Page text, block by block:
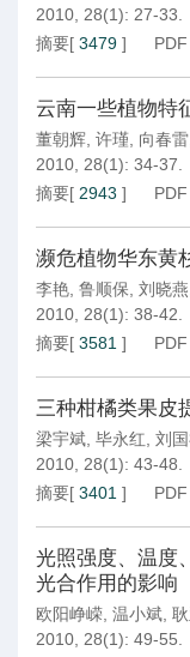
2010, 28(1): 27-33.
摘要[ 3479 ] PDF
云南一些植物特
董朝辉 许瑾 向春雷
2010, 28(1): 34-37.
摘要[ 2943 ] PDF
濒危植物华东黄
李艳 鲁顺保 刘晓燕
2010, 28(1): 38-42.
摘要[ 3581 ] PDF
三种柑橘类果皮
梁宇斌 毕永红 刘
2010, 28(1): 43-48.
摘要[ 3401 ] PDF
光照强度、温度
光合作用的影响
欧阳峥嵘 温小斌
2010, 28(1): 49-55.